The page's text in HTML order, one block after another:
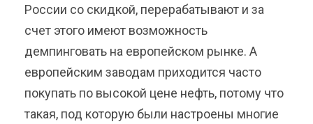
России со скидкой, перерабатывают и за
счет этого имеют возможность
демпинговать на европейском рынке. А
европейским заводам приходится часто
покупать по высокой цене нефть, потому что
такая, под которую были настроены многие